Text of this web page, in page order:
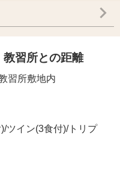
教習所との距離
習所敷地内
ツイン(3食付)/トリプ